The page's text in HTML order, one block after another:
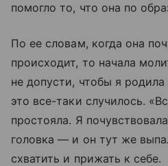
помогло то, что она по
По ее словам, когда она
происходит, то начала
не допусти, чтобы я
это все-таки случилось.
простояла. Я
головка — и он тут же
схватить и прижать к себе.